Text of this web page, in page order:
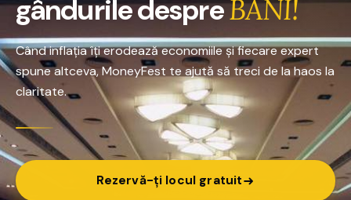
gândurile despreBANI!
Când inflația îți erodează economiile și fiecare expert
spune altceva, MoneyFest te ajută să treci de la haos la
claritate.
Rezervă-ți locul gratuit